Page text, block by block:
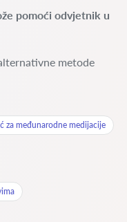
pomoći odvjetnik u
metode
za međunarodne medijacije